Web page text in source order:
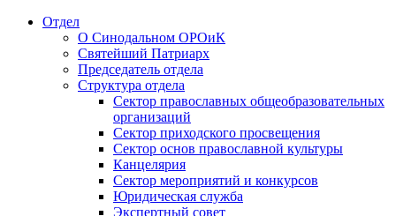
Отдел
О Синодальном ОРОиК
Святейший Патриарх
Председатель отдела
Структура отдела
Сектор православных общеобразовательных
организаций
Сектор приходского просвещения
Сектор основ православной культуры
Канцелярия
Сектор мероприятий и конкурсов
Юридическая служба
Экспертный совет